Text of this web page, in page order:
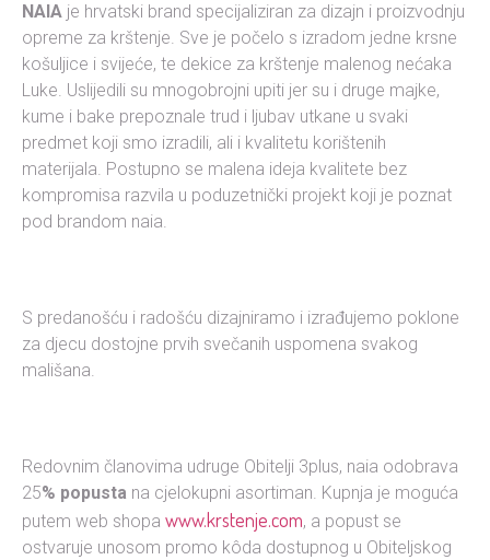
NAIAje hrvatski brand specijaliziran za dizajn i proizvodnju
opreme za krštenje. Sve je počelo s izradom jedne krsne
košuljice i svijeće, te dekice za krštenje malenog nećaka
Luke. Uslijedili su mnogobrojni upiti jer su i druge majke,
kume i bake prepoznale trud i ljubav utkane u svaki
predmet koji smo izradili, ali i kvalitetu korištenih
materijala. Postupno se malena ideja kvalitete bez
kompromisa razvila u poduzetnički projekt koji je poznat
pod brandom naia.
S predanošću i radošću dizajniramo i izrađujemo poklone
za djecu dostojne prvih svečanih uspomena svakog
mališana.
Redovnim članovima udruge Obitelji 3plus, naia odobrava
25% popusta na cjelokupni asortiman. Kupnja je moguća
putem web shopa www.krstenje.com, a popust se
ostvaruje unosom promo kôda dostupnog u Obiteljskog